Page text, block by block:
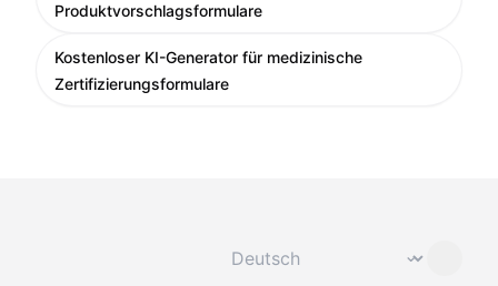
Produktvorschlagsformulare
Kostenloser KI-Generator für medizinische
Zertifizierungsformulare
⌄